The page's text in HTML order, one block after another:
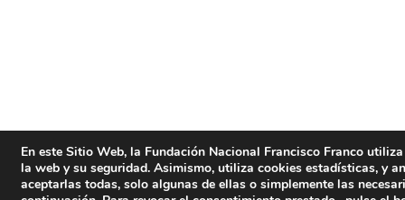
En este Sitio Web, la Fundación Nacional Francisco Franco
la web y su seguridad. Asimismo, utiliza cookies estadísticas, y
aceptarlas todas, solo algunas de ellas o simplemente las